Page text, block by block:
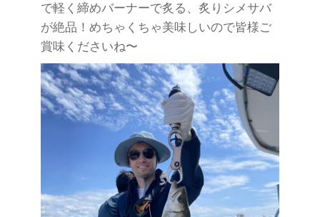
で軽く締めバーナーで炙る、炙りシメサバ
が絶品！めちゃくちゃ美味しいので皆様ご
賞味くださいね〜